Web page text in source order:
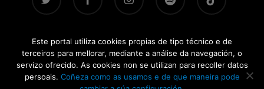
Contacto |Aviso legal|Accesibilidade|Brandsite| Pasadas
edicións:2021-2022· 2024· 2025
CONCERTOSDOXACOBEO.GAL © 2026
Este portal utiliza cookies propias de tipo técnico e de
terceiros para mellorar, mediante a análise da navegación, o
servizo ofrecido. As cookies non se utilizan para recoller datos
persoais. Coñeza como as usamos e de que maneira pode